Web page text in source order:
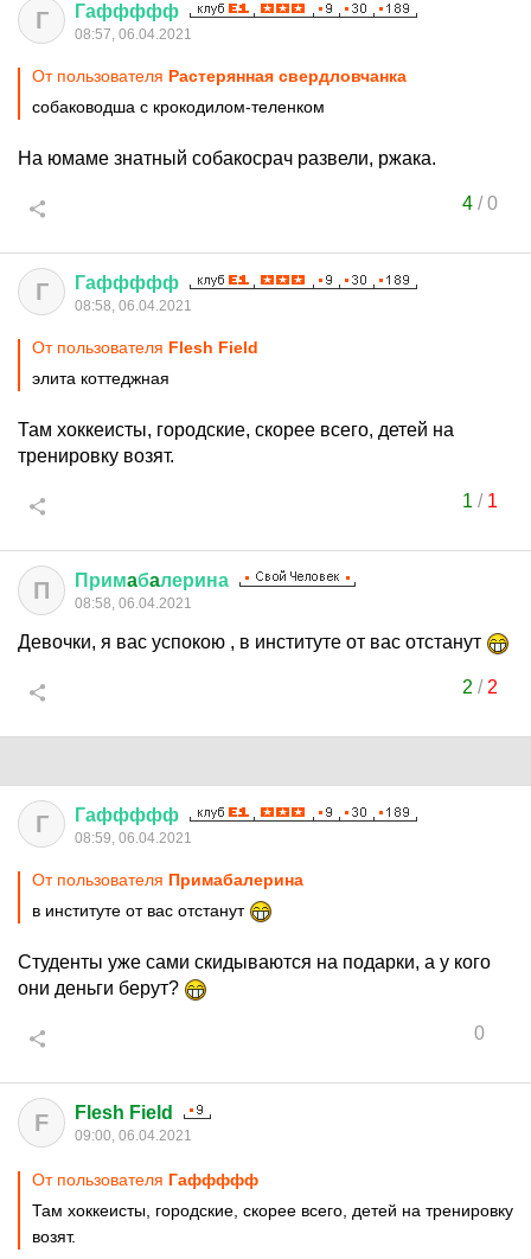
Г Гаффффф
08:57, 06.04.2021
От пользователя Растерянная свердловчанка
собаководша с крокодилом-теленком
На юмаме знатный собакосрач развели, ржака.
4/0
Г Гаффффф
08:58, 06.04.2021
От пользователя Flesh Field
элита коттеджная
Там хоккеисты, городские, скорее всего, детей на
тренировку возят.
1 / 1
П Примaбaлерина
08:58, 06.04.2021
Девочки, я вас успокою , в институте от вас отстанут
2 / 2
Г Гаффффф
08:59, 06.04.2021
От пользователя Примaбaлерина
в институте от вас отстанут
Студенты уже сами скидываются на подарки, а у кого
они деньги берут?
0
F Flesh Field
09:00, 06.04.2021
От пользователя Гаффффф
Там хоккеисты, городские, скорее всего, детей на тренировку
возят.